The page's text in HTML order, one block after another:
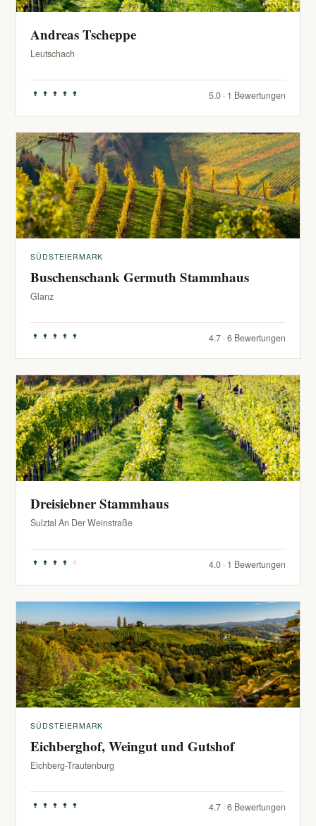
Andreas Tscheppe
Leutschach
5.0 · 1 Bewertungen
SÜDSTEIERMARK
Buschenschank Germuth Stammhaus
Glanz
4.7 · 6 Bewertungen
Dreisiebner Stammhaus
Sulztal An Der Weinstraße
4.0 · 1 Bewertungen
SÜDSTEIERMARK
Eichberghof, Weingut und Gutshof
Eichberg-Trautenburg
4.7 · 6 Bewertungen